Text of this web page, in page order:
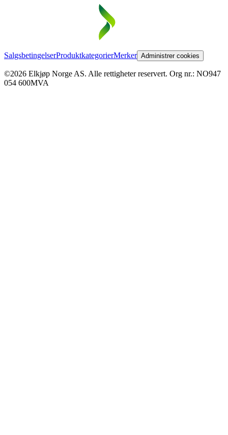
SalgsbetingelserProduktkategorierMerker Administrer cookies
©2026 Elkjøp Norge AS. Alle rettigheter reservert. Org nr.: NO947
054 600MVA